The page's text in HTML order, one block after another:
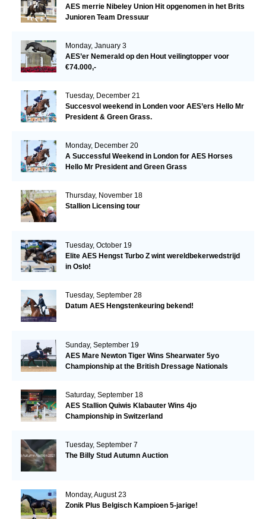
AES merrie Nibeley Union Hit opgenomen in het Brits
Junioren Team Dressuur
Monday, January 3
AES’er Nemerald op den Hout veilingtopper voor
€74.000,-
Tuesday, December 21
Succesvol weekend in Londen voor AES’ers Hello Mr
President & Green Grass.
Monday, December 20
A Successful Weekend in London for AES Horses
Hello Mr President and Green Grass
Thursday, November 18
Stallion Licensing tour
Tuesday, October 19
Elite AES Hengst Turbo Z wint wereldbekerwedstrijd
in Oslo!
Tuesday, September 28
Datum AES Hengstenkeuring bekend!
Sunday, September 19
AES Mare Newton Tiger Wins Shearwater 5yo
Championship at the British Dressage Nationals
Saturday, September 18
AES Stallion Quiwis Klabauter Wins 4jo
Championship in Switzerland
Tuesday, September 7
The Billy Stud Autumn Auction
Monday, August 23
Zonik Plus Belgisch Kampioen 5-jarige!